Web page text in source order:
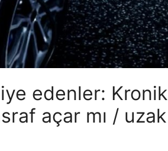
edenler: Kronik
açar mı / uzak